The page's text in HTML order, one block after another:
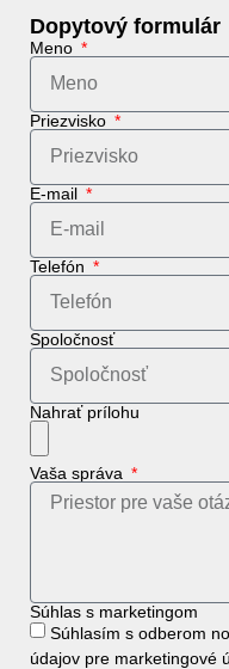
Dopytový formulár
Meno
Priezvisko
E-mail
Telefón
Spoločnosť
Nahrať prílohu
Vaša správa
Súhlas s marketingom
Súhlasím s odberom
údajov pre marketingové